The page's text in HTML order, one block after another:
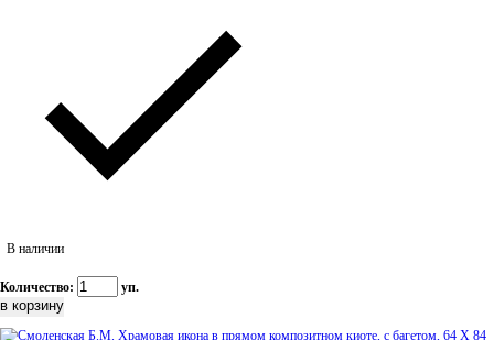
В наличии
Количество: уп.